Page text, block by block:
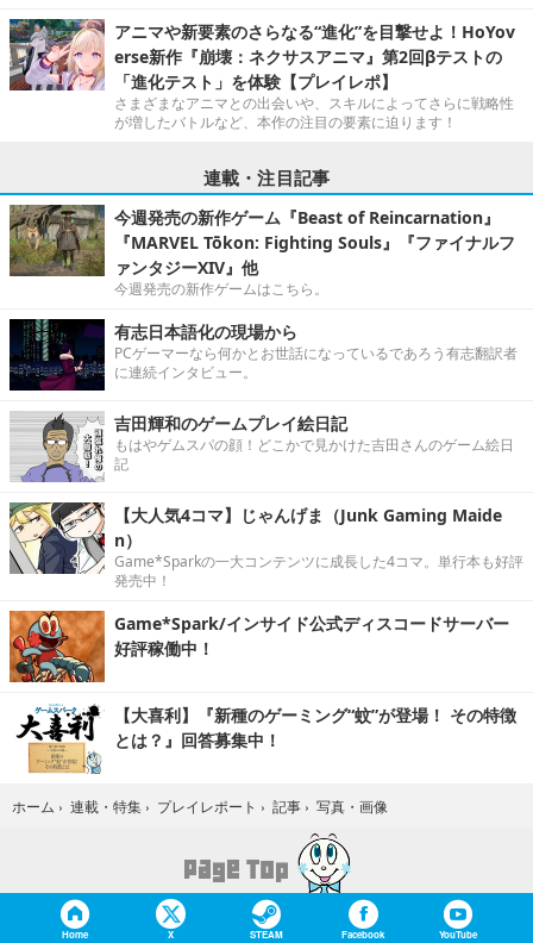
アニマや新要素のさらなる“進化”を目撃せよ！HoYov
erse新作『崩壊：ネクサスアニマ』第2回βテストの
「進化テスト」を体験【プレイレポ】
さまざまなアニマとの出会いや、スキルによってさらに戦略性
が増したバトルなど、本作の注目の要素に迫ります！
連載・注目記事
今週発売の新作ゲーム『Beast of Reincarnation』
『MARVEL Tōkon: Fighting Souls』『ファイナルフ
ァンタジーXIV』他
今週発売の新作ゲームはこちら。
有志日本語化の現場から
PCゲーマーなら何かとお世話になっているであろう有志翻訳者
に連続インタビュー。
吉田輝和のゲームプレイ絵日記
もはやゲムスパの顔！どこかで見かけた吉田さんのゲーム絵日
記
【大人気4コマ】じゃんげま（Junk Gaming Maide
n）
Game*Sparkの一大コンテンツに成長した4コマ。単行本も好評
発売中！
Game*Spark/インサイド公式ディスコードサーバー
好評稼働中！
【大喜利】『新種のゲーミング“蚊”が登場！ その特徴
とは？』回答募集中！
ホーム › 連載・特集 › プレイレポート › 記事 › 写真・画像
Home X STEAM Facebook YouTube